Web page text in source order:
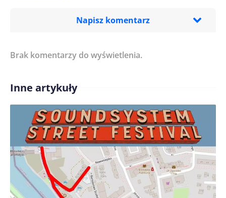
Napisz komentarz
Treść komentarza*
Imię/ Nick*
Zapamiętaj moje dane w tej przeglądarce podczas
pisania kolejnych komentarzy.
Brak komentarzy do wyświetlenia.
Inne artykuły